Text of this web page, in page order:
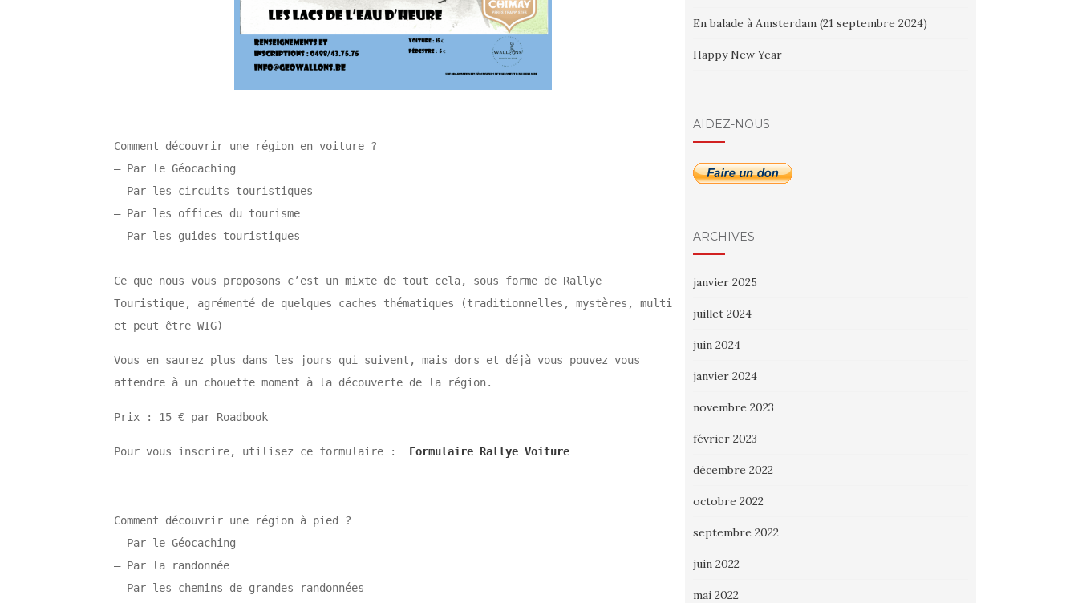
Comment découvrir une région en voiture ?
– Par le Géocaching
– Par les circuits touristiques
– Par les offices du tourisme
– Par les guides touristiques
Ce que nous vous proposons c’est un mixte de tout cela, sous forme de Rallye
Touristique, agrémenté de quelques caches thématiques (traditionnelles, mystères, multi
et peut être WIG)
Vous en saurez plus dans les jours qui suivent, mais dors et déjà vous pouvez vous
attendre à un chouette moment à la découverte de la région.
Prix : 15 € par Roadbook
Pour vous inscrire, utilisez ce formulaire : Formulaire Rallye Voiture
Comment découvrir une région à pied ?
– Par le Géocaching
– Par la randonnée
– Par les chemins de grandes randonnées
En balade à Amsterdam (21 septembre 2024)
Happy New Year
AIDEZ-NOUS
ARCHIVES
janvier 2025
juillet 2024
juin 2024
janvier 2024
novembre 2023
février 2023
décembre 2022
octobre 2022
septembre 2022
juin 2022
mai 2022